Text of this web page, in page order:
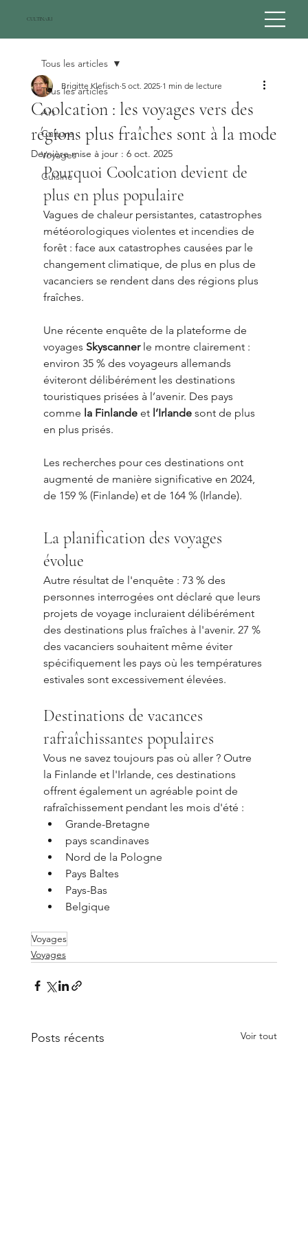
CULTINARI
Tous les articles
Art
Culture
Voyages
Cuisine
Tous les articles
Coolcation : les voyages vers des
régions plus fraîches sont à la mode
Brigitte Klefisch 5 oct. 2025 1 min de lecture
Dernière mise à jour : 6 oct. 2025
Pourquoi Coolcation devient de
plus en plus populaire
Vagues de chaleur persistantes, catastrophes
météorologiques violentes et incendies de
forêt : face aux catastrophes causées par le
changement climatique, de plus en plus de
vacanciers se rendent dans des régions plus
fraîches.
Une récente enquête de la plateforme de
voyages Skyscanner le montre clairement :
environ 35 % des voyageurs allemands
éviteront délibérément les destinations
touristiques prisées à l’avenir. Des pays
comme la Finlande et l’Irlande sont de plus
en plus prisés.
Les recherches pour ces destinations ont
augmenté de manière significative en 2024,
de 159 % (Finlande) et de 164 % (Irlande).
La planification des voyages
évolue
Autre résultat de l'enquête : 73 % des
personnes interrogées ont déclaré que leurs
projets de voyage incluraient délibérément
des destinations plus fraîches à l'avenir. 27 %
des vacanciers souhaitent même éviter
spécifiquement les pays où les températures
estivales sont excessivement élevées.
Destinations de vacances
rafraîchissantes populaires
Vous ne savez toujours pas où aller ? Outre
la Finlande et l'Irlande, ces destinations
offrent également un agréable point de
rafraîchissement pendant les mois d'été :
Grande-Bretagne
pays scandinaves
Nord de la Pologne
Pays Baltes
Pays-Bas
Belgique
Voyages
Voyages
Posts récents Voir tout